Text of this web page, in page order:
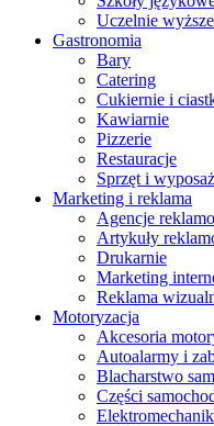
Uczelnie wyższe
Gastronomia
Bary
Catering
Cukiernie i
Kawiarnie
Pizzerie
Restauracje
Sprzęt i
Marketing i reklama
Agencje
Artykuły
Drukarnie
Marketing
Reklama
Motoryzacja
Akcesoria
Autoalarmy i
Blacharstwo
Części